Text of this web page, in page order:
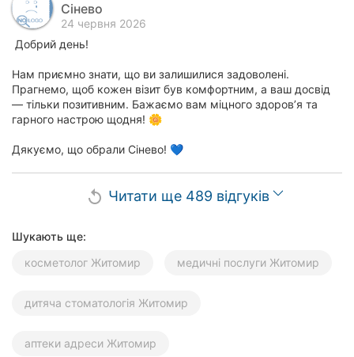
Сінево
24 червня 2026
Добрий день!
Нам приємно знати, що ви залишилися задоволені.
Прагнемо, щоб кожен візит був комфортним, а ваш досвід
— тільки позитивним. Бажаємо вам міцного здоров’я та
гарного настрою щодня! 🌼
Дякуємо, що обрали Сінево! 💙
replay Читати ще 489 відгуків
Шукають ще:
косметолог Житомир
медичні послуги Житомир
дитяча стоматологія Житомир
аптеки адреси Житомир